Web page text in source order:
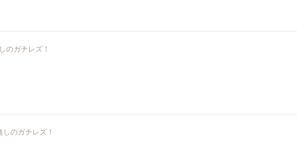
のガチレズ！
しのガチレズ！